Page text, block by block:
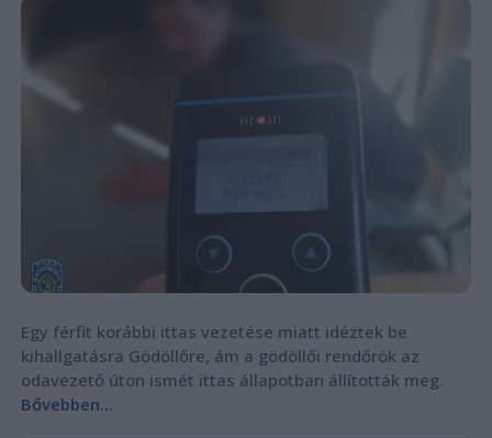
Egy férfit korábbi ittas vezetése miatt idéztek be
kihallgatásra Gödöllőre, ám a gödöllői rendőrök az
odavezető úton ismét ittas állapotban állították meg.
Bővebben...